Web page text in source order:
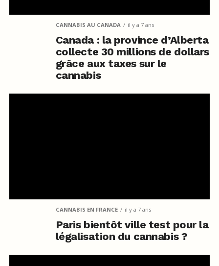
CANNABIS AU CANADA il y a 7 ans
Canada : la province d’Alberta
collecte 30 millions de dollars
grâce aux taxes sur le
cannabis
CANNABIS EN FRANCE il y a 7 ans
Paris bientôt ville test pour la
légalisation du cannabis ?